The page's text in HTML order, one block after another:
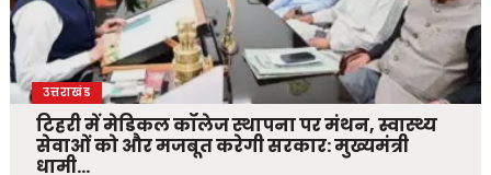
उत्तराखंड
टिहरी में मेडिकल कॉलेज स्थापना पर मंथन, स्वास्थ्य
सेवाओं को और मजबूत करेगी सरकार: मुख्यमंत्री
धामी…